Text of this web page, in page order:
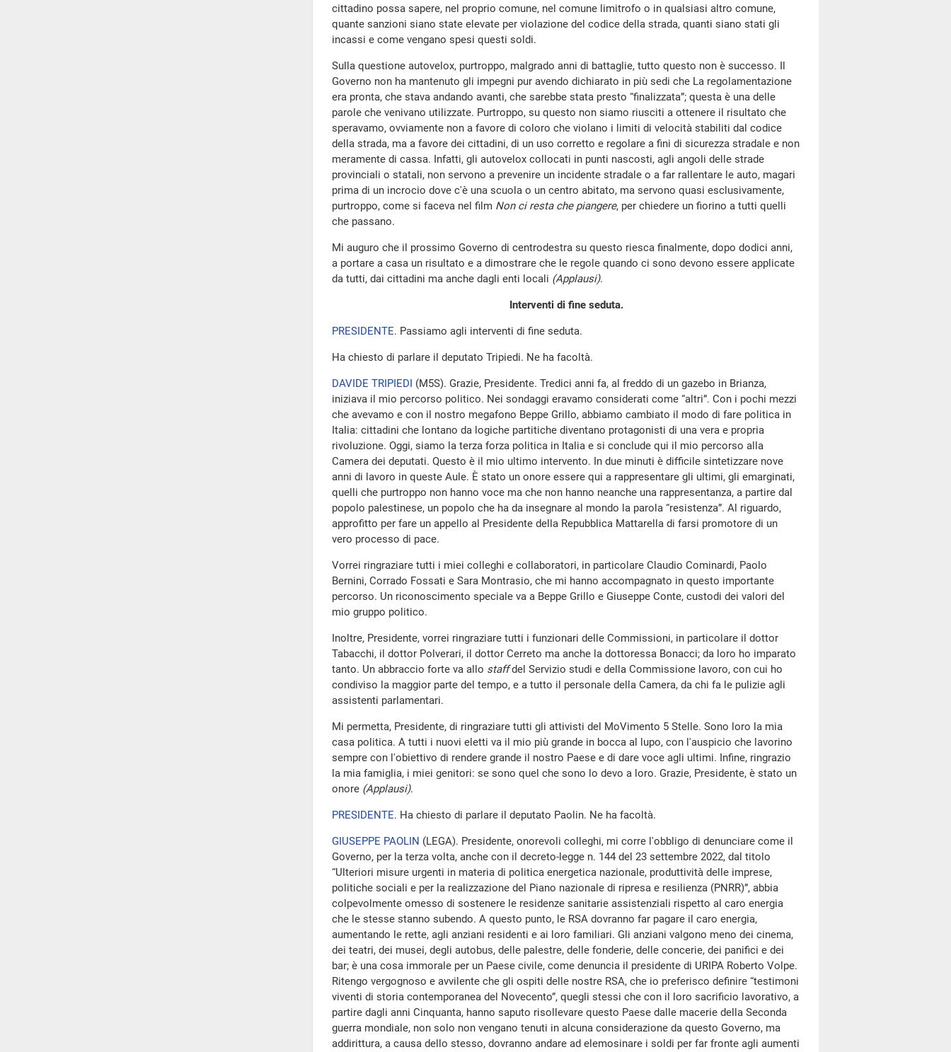
cittadino possa sapere, nel proprio comune, nel comune limitrofo o in qualsiasi altro comune,
quante sanzioni siano state elevate per violazione del codice della strada, quanti siano stati gli
incassi e come vengano spesi questi soldi.
Sulla questione autovelox, purtroppo, malgrado anni di battaglie, tutto questo non è successo. Il
Governo non ha mantenuto gli impegni pur avendo dichiarato in più sedi che La regolamentazione
era pronta, che stava andando avanti, che sarebbe stata presto “finalizzata”; questa è una delle
parole che venivano utilizzate. Purtroppo, su questo non siamo riusciti a ottenere il risultato che
speravamo, ovviamente non a favore di coloro che violano i limiti di velocità stabiliti dal codice
della strada, ma a favore dei cittadini, di un uso corretto e regolare a fini di sicurezza stradale e non
meramente di cassa. Infatti, gli autovelox collocati in punti nascosti, agli angoli delle strade
provinciali o statali, non servono a prevenire un incidente stradale o a far rallentare le auto, magari
prima di un incrocio dove c'è una scuola o un centro abitato, ma servono quasi esclusivamente,
purtroppo, come si faceva nel film Non ci resta che piangere, per chiedere un fiorino a tutti quelli
che passano.
Mi auguro che il prossimo Governo di centrodestra su questo riesca finalmente, dopo dodici anni,
a portare a casa un risultato e a dimostrare che le regole quando ci sono devono essere applicate
da tutti, dai cittadini ma anche dagli enti locali (Applausi).
Interventi di fine seduta.
PRESIDENTE. Passiamo agli interventi di fine seduta.
Ha chiesto di parlare il deputato Tripiedi. Ne ha facoltà.
DAVIDE TRIPIEDI (M5S). Grazie, Presidente. Tredici anni fa, al freddo di un gazebo in Brianza,
iniziava il mio percorso politico. Nei sondaggi eravamo considerati come “altri”. Con i pochi mezzi
che avevamo e con il nostro megafono Beppe Grillo, abbiamo cambiato il modo di fare politica in
Italia: cittadini che lontano da logiche partitiche diventano protagonisti di una vera e propria
rivoluzione. Oggi, siamo la terza forza politica in Italia e si conclude qui il mio percorso alla
Camera dei deputati. Questo è il mio ultimo intervento. In due minuti è difficile sintetizzare nove
anni di lavoro in queste Aule. È stato un onore essere qui a rappresentare gli ultimi, gli emarginati,
quelli che purtroppo non hanno voce ma che non hanno neanche una rappresentanza, a partire dal
popolo palestinese, un popolo che ha da insegnare al mondo la parola “resistenza”. Al riguardo,
approfitto per fare un appello al Presidente della Repubblica Mattarella di farsi promotore di un
vero processo di pace.
Vorrei ringraziare tutti i miei colleghi e collaboratori, in particolare Claudio Cominardi, Paolo
Bernini, Corrado Fossati e Sara Montrasio, che mi hanno accompagnato in questo importante
percorso. Un riconoscimento speciale va a Beppe Grillo e Giuseppe Conte, custodi dei valori del
mio gruppo politico.
Inoltre, Presidente, vorrei ringraziare tutti i funzionari delle Commissioni, in particolare il dottor
Tabacchi, il dottor Polverari, il dottor Cerreto ma anche la dottoressa Bonacci; da loro ho imparato
tanto. Un abbraccio forte va allo staffdel Servizio studi e della Commissione lavoro, con cui ho
condiviso la maggior parte del tempo, e a tutto il personale della Camera, da chi fa le pulizie agli
assistenti parlamentari.
Mi permetta, Presidente, di ringraziare tutti gli attivisti del MoVimento 5 Stelle. Sono loro la mia
casa politica. A tutti i nuovi eletti va il mio più grande in bocca al lupo, con l'auspicio che lavorino
sempre con l'obiettivo di rendere grande il nostro Paese e di dare voce agli ultimi. Infine, ringrazio
la mia famiglia, i miei genitori: se sono quel che sono lo devo a loro. Grazie, Presidente, è stato un
onore (Applausi).
PRESIDENTE. Ha chiesto di parlare il deputato Paolin. Ne ha facoltà.
GIUSEPPE PAOLIN (LEGA). Presidente, onorevoli colleghi, mi corre l'obbligo di denunciare come il
Governo, per la terza volta, anche con il decreto-legge n. 144 del 23 settembre 2022, dal titolo
“Ulteriori misure urgenti in materia di politica energetica nazionale, produttività delle imprese,
politiche sociali e per la realizzazione del Piano nazionale di ripresa e resilienza (PNRR)”, abbia
colpevolmente omesso di sostenere le residenze sanitarie assistenziali rispetto al caro energia
che le stesse stanno subendo. A questo punto, le RSA dovranno far pagare il caro energia,
aumentando le rette, agli anziani residenti e ai loro familiari. Gli anziani valgono meno dei cinema,
dei teatri, dei musei, degli autobus, delle palestre, delle fonderie, delle concerie, dei panifici e dei
bar; è una cosa immorale per un Paese civile, come denuncia il presidente di URIPA Roberto Volpe.
Ritengo vergognoso e avvilente che gli ospiti delle nostre RSA, che io preferisco definire “testimoni
viventi di storia contemporanea del Novecento”, quegli stessi che con il loro sacrificio lavorativo, a
partire dagli anni Cinquanta, hanno saputo risollevare questo Paese dalle macerie della Seconda
guerra mondiale, non solo non vengano tenuti in alcuna considerazione da questo Governo, ma
addirittura, a causa dello stesso, dovranno andare ad elemosinare i soldi per far fronte agli aumenti